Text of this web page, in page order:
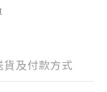
貨及付款方式